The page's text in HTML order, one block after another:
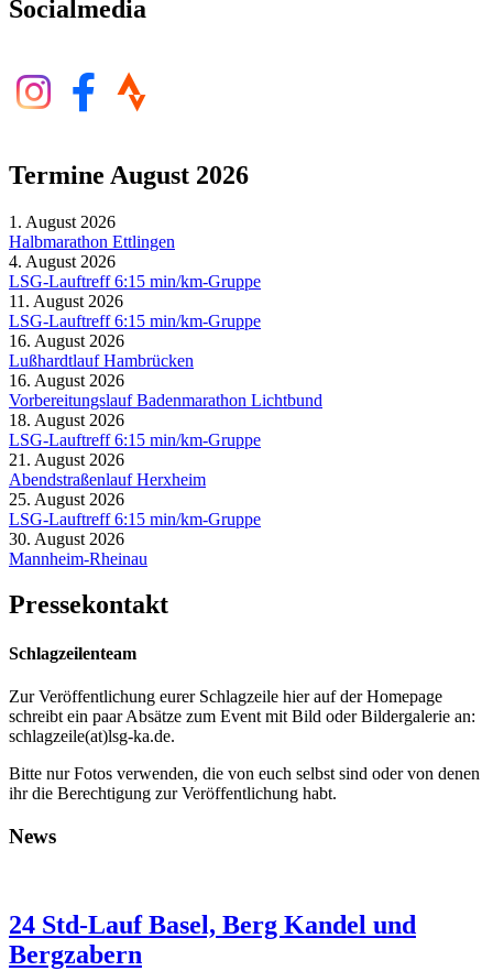
Socialmedia
Termine August 2026
1. August 2026
Halbmarathon Ettlingen
4. August 2026
LSG-Lauftreff 6:15 min/km-Gruppe
11. August 2026
LSG-Lauftreff 6:15 min/km-Gruppe
16. August 2026
Lußhardtlauf Hambrücken
16. August 2026
Vorbereitungslauf Badenmarathon Lichtbund
18. August 2026
LSG-Lauftreff 6:15 min/km-Gruppe
21. August 2026
Abendstraßenlauf Herxheim
25. August 2026
LSG-Lauftreff 6:15 min/km-Gruppe
30. August 2026
Mannheim-Rheinau
Pressekontakt
Schlagzeilenteam
Zur Veröffentlichung eurer Schlagzeile hier auf der Homepage
schreibt ein paar Absätze zum Event mit Bild oder Bildergalerie an:
schlagzeile(at)lsg-ka.de.
Bitte nur Fotos verwenden, die von euch selbst sind oder von denen
ihr die Berechtigung zur Veröffentlichung habt.
News
24 Std-Lauf Basel, Berg Kandel und
Bergzabern